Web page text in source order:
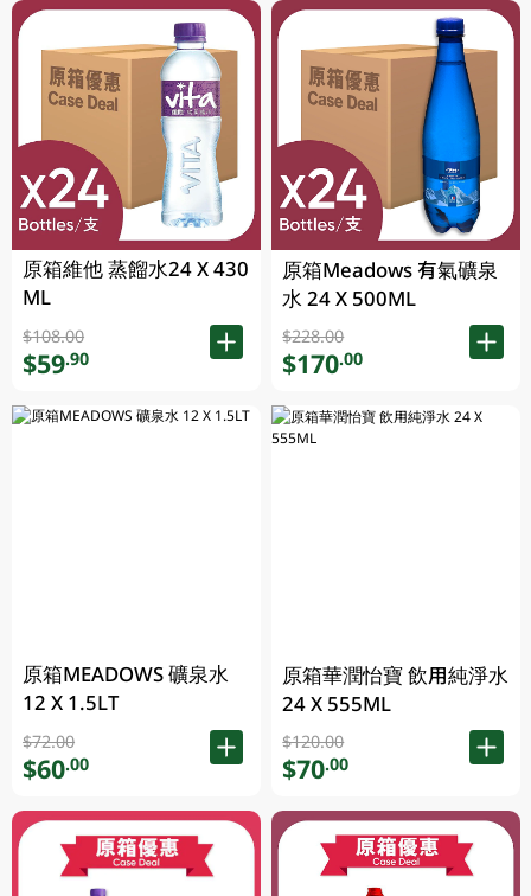
原箱維他 蒸餾水24 X 430
ML
$108.00
$59.90
原箱MEADOWS 礦泉水
12 X 1.5LT
$72.00
$60.00
原箱Meadows 有氣礦泉
水 24 X 500ML
$228.00
$170.00
原箱華潤怡寶 飲用純淨水
24 X 555ML
$120.00
$70.00